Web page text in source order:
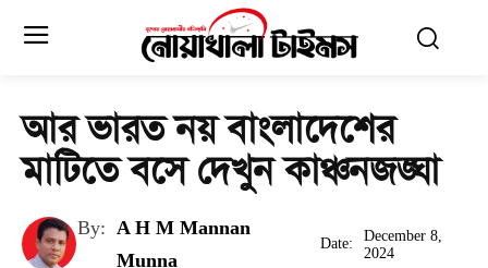
আর ভারত নয় বাংলাদেশের
মাটিতে বসে দেখুন কাঞ্চনজঙ্ঘা
By: A H M Mannan
Munna
Date:
December 8,
2024